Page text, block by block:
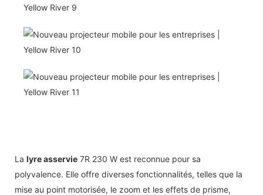
La lyre asservie 7R 230 W est reconnue pour sa
polyvalence. Elle offre diverses fonctionnalités, telles que la
mise au point motorisée, le zoom et les effets de prisme,